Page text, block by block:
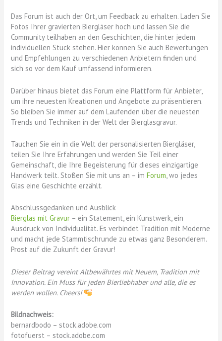
Das Forum ist auch der Ort, um Feedback zu erhalten. Laden Sie
Fotos Ihrer gravierten Biergläser hoch und lassen Sie die
Community teilhaben an den Geschichten, die hinter jedem
individuellen Stück stehen. Hier können Sie auch Bewertungen
und Empfehlungen zu verschiedenen Anbietern finden und
sich so vor dem Kauf umfassend informieren.
Darüber hinaus bietet das Forum eine Plattform für Anbieter,
um ihre neuesten Kreationen und Angebote zu präsentieren.
So bleiben Sie immer auf dem Laufenden über die neuesten
Trends und Techniken in der Welt der Bierglasgravur.
Tauchen Sie ein in die Welt der personalisierten Biergläser,
teilen Sie Ihre Erfahrungen und werden Sie Teil einer
Gemeinschaft, die Ihre Begeisterung für dieses einzigartige
Handwerk teilt. Stoßen Sie mit uns an – imForum, wo jedes
Glas eine Geschichte erzählt.
Abschlussgedanken und Ausblick
Bierglas mit Gravur – ein Statement, ein Kunstwerk, ein
Ausdruck von Individualität. Es verbindet Tradition mit Moderne
und macht jede Stammtischrunde zu etwas ganz Besonderem.
Prost auf die Zukunft der Gravur!
Dieser Beitrag vereint Altbewährtes mit Neuem, Tradition mit
Innovation. Ein Muss für jeden Bierliebhaber und alle, die es
werden wollen. Cheers!
Bildnachweis:
bernardbodo – stock.adobe.com
fotofuerst – stock.adobe.com